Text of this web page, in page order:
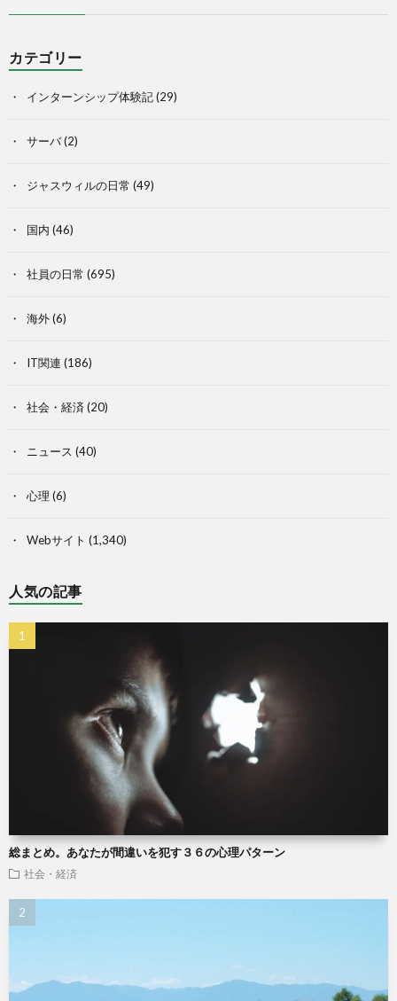
カテゴリー
インターンシップ体験記(29)
サーバ(2)
ジャスウィルの日常 (49)
国内 (46)
社員の日常 (695)
海外(6)
IT関連 (186)
社会・経済 (20)
ニュース (40)
心理 (6)
Webサイト (1,340)
人気の記事
総まとめ。あなたが間違いを犯す３６の心理パターン
社会・経済